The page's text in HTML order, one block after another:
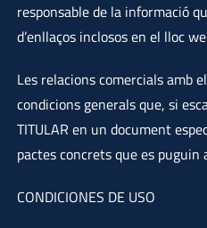
responsable de la informació
d’enllaços inclosos en el lloc
Les relacions comercials amb
condicions generals que, si
TITULAR en un document
pactes concrets que es puguin
CONDICIONES DE USO